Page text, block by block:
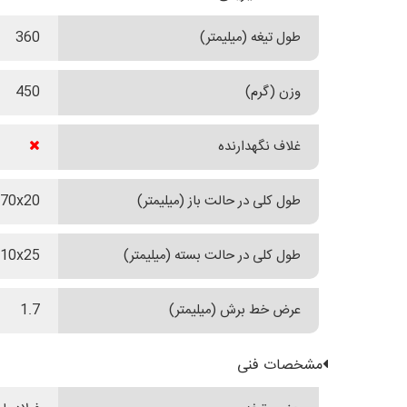
طول تیغه (میلیمتر) 360
وزن (گرم) 450
غلاف نگهدارنده
طول کلی در حالت باز (میلیمتر)
طول کلی در حالت بسته (میلیمتر)
عرض خط برش (میلیمتر) 1.7
مشخصات فنی